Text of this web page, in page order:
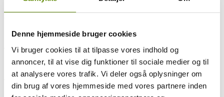
Denne hjemmeside bruger cookies
Vi bruger cookies til at tilpasse vores indhold og
annoncer, til at vise dig funktioner til sociale medier og til
at analysere vores trafik. Vi deler også oplysninger om
din brug af vores hjemmeside med vores partnere inden
Altså skal Chardonnays naturlige udtryk bevares og komme til
vigneron der ved, hvad han vil!
Se hele præsentationen af Champagne Pierre CallotHER.
100% Chardonnay